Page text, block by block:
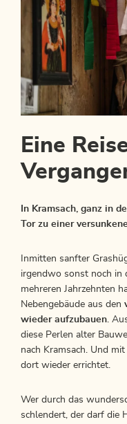
Eine
In Kramsach, ganz in
Tor zu einer
Inmitten sanfter
irgendwo sonst noch in
mehreren Jahrzehnten
Nebengebäude aus den
wieder aufzubauen.
diese Perlen alter
nach Kramsach. Und mit
dort wieder errichtet.
Wer durch das
schlendert, der darf die